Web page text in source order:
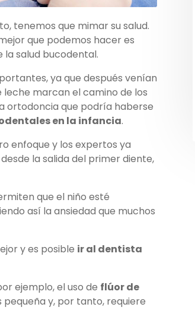
tenemos que mimar su salud.
que podemos hacer es
salud bucodental.
ya que después venían
leche marcan el camino de los
ortodoncia que podría haberse
en la infancia.
enfoque y los expertos ya
la salida del primer diente,
que el niño esté
así la ansiedad que muchos
y es posible ir al dentista
ejemplo, el uso de flúor de
pequeña y, por tanto, requiere